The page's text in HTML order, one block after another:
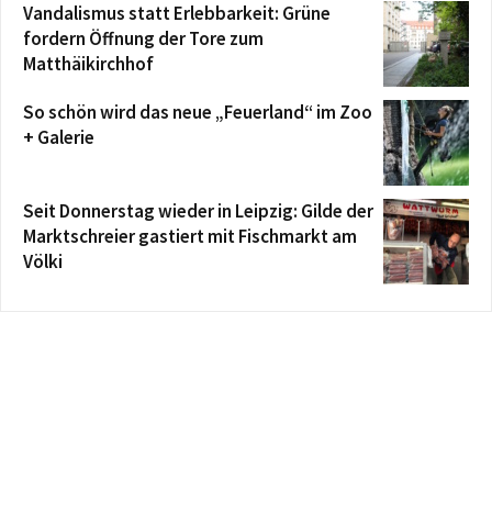
Vandalismus statt Erlebbarkeit: Grüne
fordern Öffnung der Tore zum
Matthäikirchhof
So schön wird das neue „Feuerland“ im Zoo
+ Galerie
Seit Donnerstag wieder in Leipzig: Gilde der
Marktschreier gastiert mit Fischmarkt am
Völki